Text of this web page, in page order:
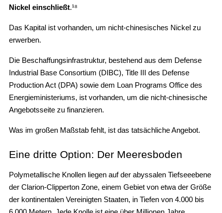
Nickel einschließt.¹⁸
Das Kapital ist vorhanden, um nicht-chinesisches Nickel zu
erwerben.
Die Beschaffungsinfrastruktur, bestehend aus dem Defense
Industrial Base Consortium (DIBC), Title III des Defense
Production Act (DPA) sowie dem Loan Programs Office des
Energieministeriums, ist vorhanden, um die nicht-chinesische
Angebotsseite zu finanzieren.
Was im großen Maßstab fehlt, ist das tatsächliche Angebot.
Eine dritte Option: Der Meeresboden
Polymetallische Knollen liegen auf der abyssalen Tiefseeebene
der Clarion-Clipperton Zone, einem Gebiet von etwa der Größe
der kontinentalen Vereinigten Staaten, in Tiefen von 4.000 bis